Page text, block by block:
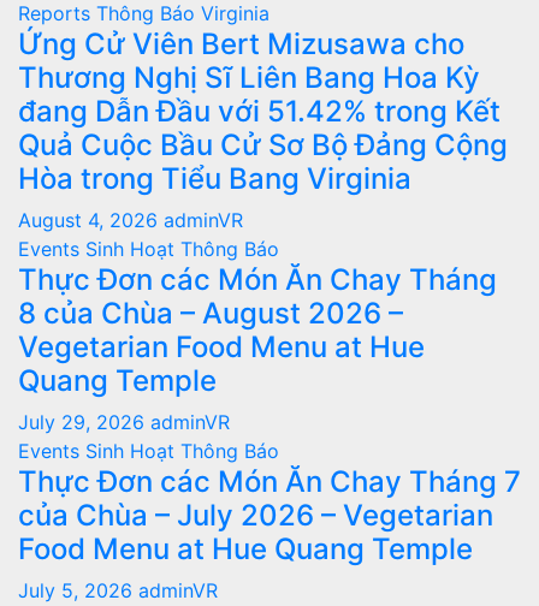
Reports Thông Báo Virginia
Ứng Cử Viên Bert Mizusawa cho
Thương Nghị Sĩ Liên Bang Hoa Kỳ
đang Dẫn Đầu với 51.42% trong Kết
Quả Cuộc Bầu Cử Sơ Bộ Đảng Cộng
Hòa trong Tiểu Bang Virginia
August 4, 2026 adminVR
Events Sinh Hoạt Thông Báo
Thực Đơn các Món Ăn Chay Tháng
8 của Chùa – August 2026 –
Vegetarian Food Menu at Hue
Quang Temple
July 29, 2026 adminVR
Events Sinh Hoạt Thông Báo
Thực Đơn các Món Ăn Chay Tháng 7
của Chùa – July 2026 – Vegetarian
Food Menu at Hue Quang Temple
July 5, 2026 adminVR